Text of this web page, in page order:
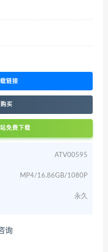
链接
买
免费下载
ATV00595
MP4/16.86GB/1080P
永久
询